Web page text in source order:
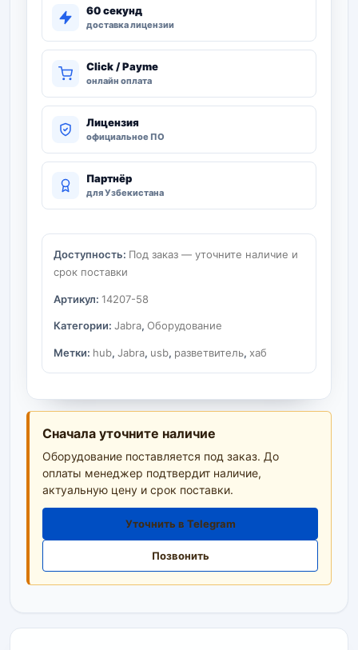
60 секунд
доставка лицензии
Click / Payme
онлайн оплата
Лицензия
официальное ПО
Партнёр
для Узбекистана
Доступность: Под заказ — уточните наличие и
срок поставки
Артикул: 14207-58
Категории: Jabra, Оборудование
Метки: hub, Jabra, usb, разветвитель, хаб
Сначала уточните наличие
Оборудование поставляется под заказ. До
оплаты менеджер подтвердит наличие,
актуальную цену и срок поставки.
Уточнить в Telegram
Позвонить